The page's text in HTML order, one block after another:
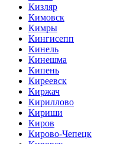
Кизляр
Кимовск
Кимры
Кингисепп
Кинель
Кинешма
Кипень
Киреевск
Киржач
Кириллово
Кириши
Киров
Кирово-Чепецк